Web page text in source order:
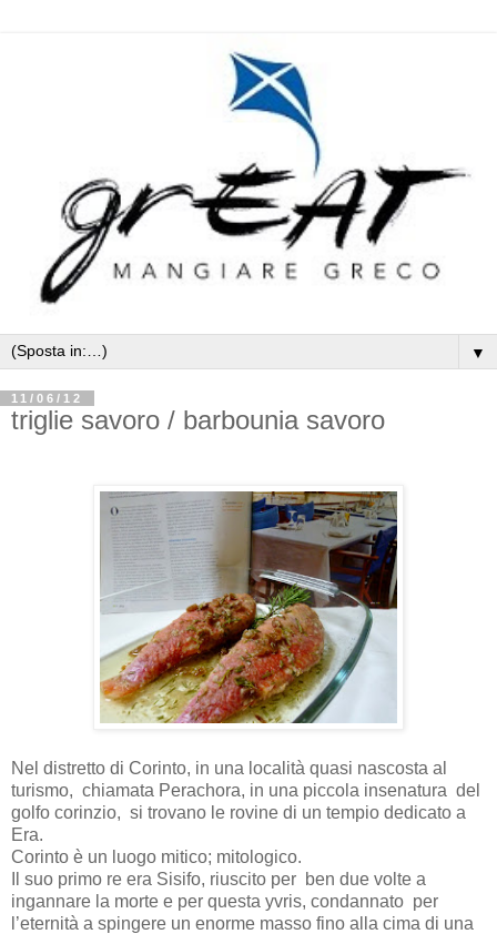
▼
11/06/12
triglie savoro / barbounia savoro
Nel distretto di Corinto, in una località quasi nascosta al
turismo, chiamata Perachora, in una piccola insenatura del
golfo corinzio, si trovano le rovine di un tempio dedicato a
Era.
Corinto è un luogo mitico; mitologico.
Il suo primo re era Sisifo, riuscito per ben due volte a
ingannare la morte e per questa yvris, condannato per
l’eternità a spingere un enorme masso fino alla cima di una